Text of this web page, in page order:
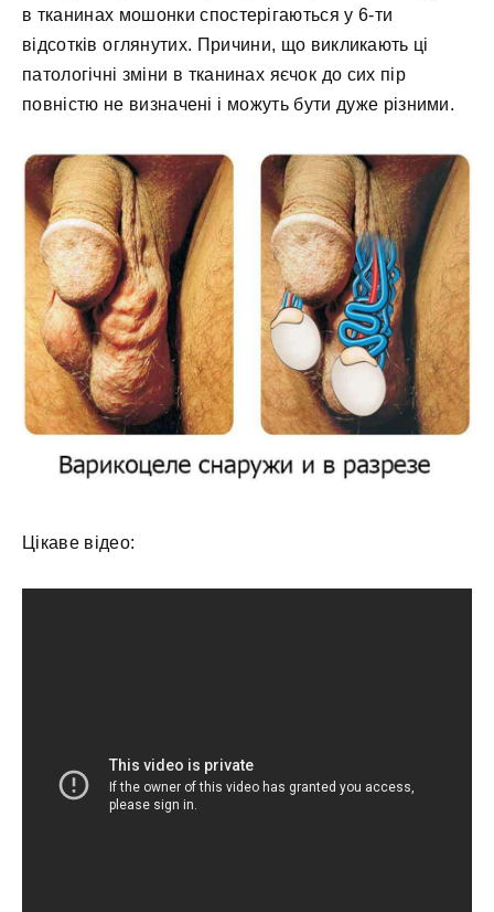
в тканинах мошонки спостерігаються у 6-ти
відсотків оглянутих. Причини, що викликають ці
патологічні зміни в тканинах яєчок до сих пір
повністю не визначені і можуть бути дуже різними.
Цікаве відео: